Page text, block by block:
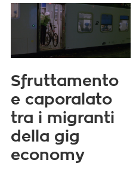
Sfruttamento
e caporalato
tra i migranti
della gig
economy